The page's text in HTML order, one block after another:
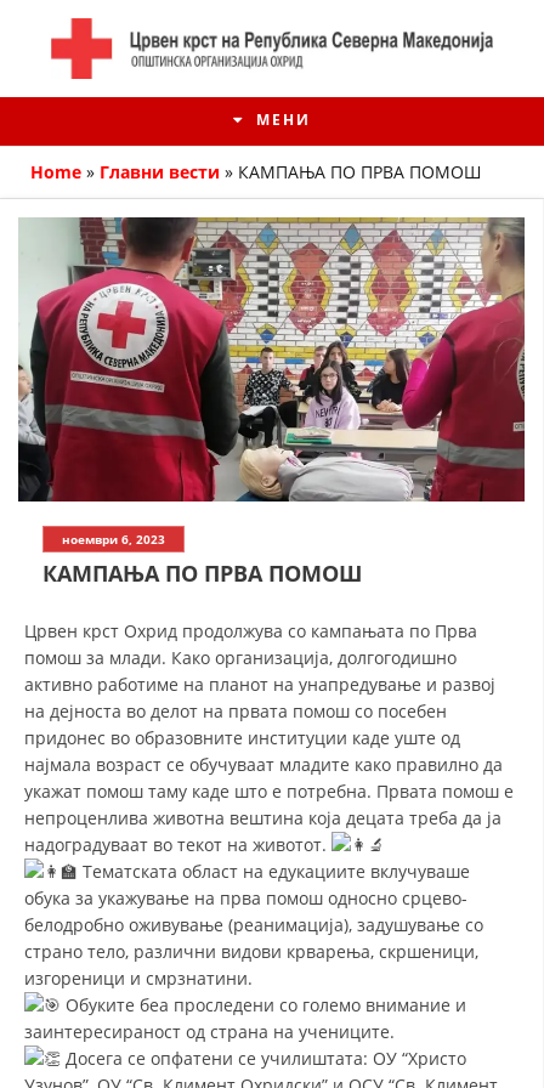
МЕНИ
ИСТОРИЈАТ НА ЦКРМ
ИСТОРИЈАТ НА ДВИЖЕЊЕТО
СТРУКТУРА НА ОРГАНИЗАЦИЈАТА
ЧЛЕНСТВО ВО ПРОФЕСИОНАЛНИ ТЕЛА
ЗАКОН ЗА ЦКРМ
СТАТУТ НА ЦКРМ
ОРГАНИЗАЦИЈА И РАЗВОЈ
РАКОВОДЕН ОДБОР
СОБРАНИЕ
СТРУКТУРА И ОРГАНИЗАЦИОНА ПОСТАВЕНОСТ
Home » Главни вести » КАМПАЊА ПО ПРВА ПОМОШ
ноември 6, 2023
КАМПАЊА ПО ПРВА ПОМОШ
Црвен крст Охрид продолжува со кампањата по Прва
помош за млади. Како организација, долгогодишно
активно работиме на планот на унапредување и развој
на дејноста во делот на првата помош со посебен
придонес во образовните институции каде уште од
најмала возраст се обучуваат младите како правилно да
укажат помош таму каде што е потребна. Првата помош е
непроценлива животна вештина која децата треба да ја
надоградуваат во текот на животот.
Тематската област на едукациите вклучуваше
обука за укажување на прва помош односно срцево-
белодробно оживување (реанимација), задушување со
страно тело, различни видови крварења, скршеници,
изгореници и смрзнатини.
Обуките беа проследени со големо внимание и
заинтересираност од страна на учениците.
Досега се опфатени се училиштата: ОУ “Христо